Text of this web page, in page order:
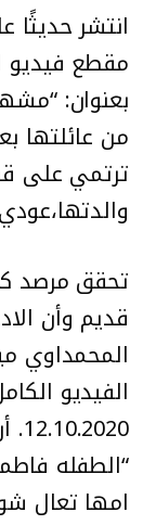
انتشر حديثًا
مقطع فيديو
بعنوان:
من عائلتها
ترتمي على
تحقق مرصد
قديم وأن
المحمداوي
الفيديو
“الطفله
امها تعال